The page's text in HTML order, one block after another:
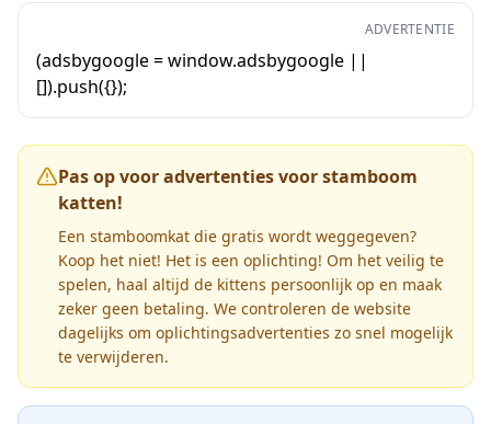
ADVERTENTIE
(adsbygoogle = window.adsbygoogle ||
[]).push({});
Pas op voor advertenties voor stamboom
katten!
Een stamboomkat die gratis wordt weggegeven?
Koop het niet! Het is een oplichting! Om het veilig te
spelen, haal altijd de kittens persoonlijk op en maak
zeker geen betaling. We controleren de website
dagelijks om oplichtingsadvertenties zo snel mogelijk
te verwijderen.